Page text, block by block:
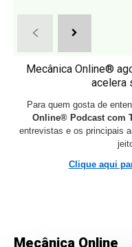
Mecânica Online®
acelera
Para quem gosta de
Online® Podcast com
entrevistas e os principais
Clique aqui
Mecânica Online